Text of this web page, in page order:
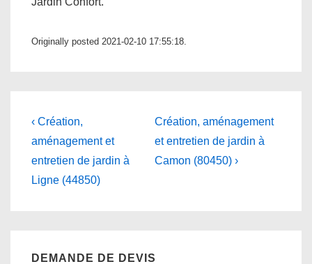
Originally posted 2021-02-10 17:55:18.
Navigation
de
l’article
Previous
Post
is
‹ Création,
aménagement et
entretien de jardin à
Ligne (44850)
Next
Post
is
Création, aménagement
et entretien de jardin à
Camon (80450) ›
DEMANDE DE DEVIS